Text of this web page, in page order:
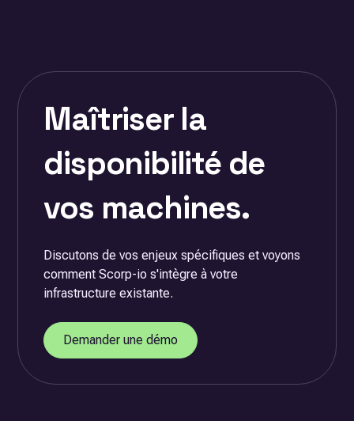
Maîtriser la
disponibilité de
vos machines.
Discutons de vos enjeux spécifiques et voyons
comment Scorp-io s'intègre à votre
infrastructure existante.
Demander une démo